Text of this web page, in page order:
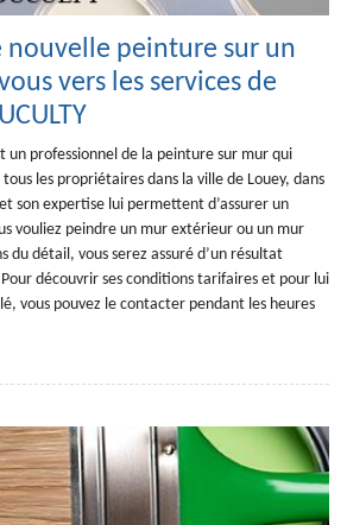
peinture sur un
vers les services de
un professionnel de la peinture sur mur qui
les propriétaires dans la ville de Louey, dans
son expertise lui permettent d’assurer un
vouliez peindre un mur extérieur ou un mur
du détail, vous serez assuré d’un résultat
découvrir ses conditions tarifaires et pour lui
vous pouvez le contacter pendant les heures